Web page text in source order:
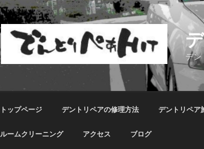
デン
トップページ デントリペアの修理方法 デントリペア
ルームクリーニング アクセス ブログ